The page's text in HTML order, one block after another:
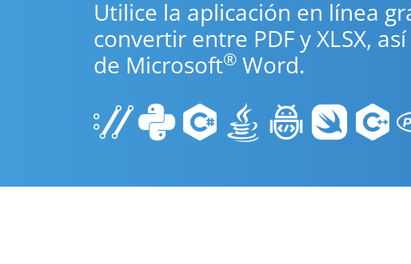
Utilice la aplicación en línea
convertir entre PDF y XLSX,
de Microsoft® Word.